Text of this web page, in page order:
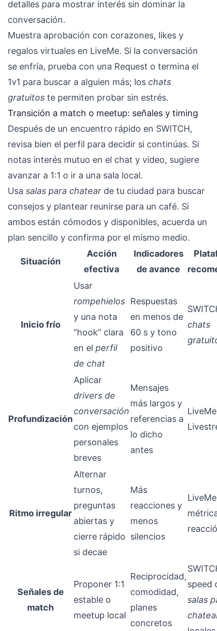
detalles para mostrar interés sin dominar la
conversación.
Muestra aprobación con corazones, likes y
regalos virtuales en LiveMe. Si la conversación
se enfría, prueba con una Request o termina el
1v1 para buscar a alguien más; los chats
gratuitos te permiten probar sin estrés.
Transición a match o meetup: señales y timing
Después de un encuentro rápido en SWITCH,
revisa bien el perfil para decidir si continúas. Si
notas interés mutuo en el chat y video, sugiere
avanzar a 1:1 o ir a una sala local.
Usa salas para chatear de tu ciudad para buscar
consejos y plantear reunirse para un café. Si
ambos están cómodos y disponibles, acuerda un
plan sencillo y confirma por el mismo medio.
Situación
Acción
efectiva
Indicadores
de avance
Inicio frío
Usar
rompehielos
y una nota
“hook” clara
en el perfil
de chat
Respuestas
en menos de
60 s y tono
positivo
chats
Profundización
Aplicar
drivers de
conversación
con ejemplos
personales
breves
Mensajes
más largos y
referencias a
lo dicho
antes
Ritmo irregular
Alternar
turnos,
preguntas
abiertas y
cierre rápido
si decae
Más
reacciones y
menos
silencios
Señales de
match
Proponer 1:1
estable o
meetup local
Reciprocidad,
comodidad,
planes
concretos
speed
salas